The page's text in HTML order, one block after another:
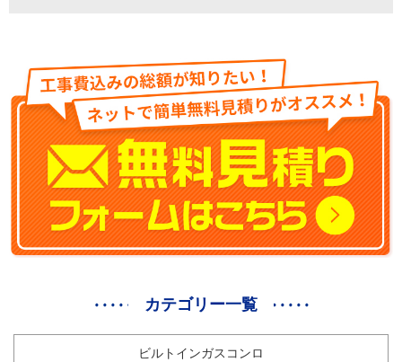
カテゴリー一覧
ビルトインガスコンロ